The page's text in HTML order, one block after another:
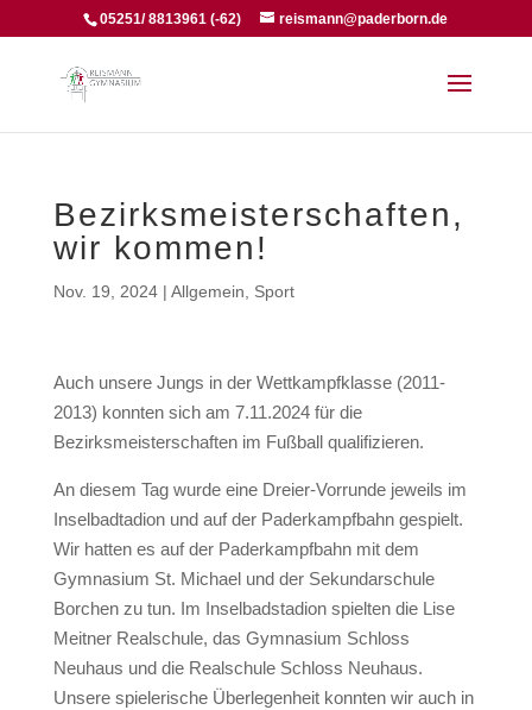
05251/ 8813961 (-62) reismann@paderborn.de
Bezirksmeisterschaften,
wir kommen!
Nov. 19, 2024| Allgemein Sport
Auch unsere Jungs in der Wettkampfklasse (2011-
2013) konnten sich am 7.11.2024 für die
Bezirksmeisterschaften im Fußball qualifizieren.
An diesem Tag wurde eine Dreier-Vorrunde jeweils im
Inselbadtadion und auf der Paderkampfbahn gespielt.
Wir hatten es auf der Paderkampfbahn mit dem
Gymnasium St. Michael und der Sekundarschule
Borchen zu tun. Im Inselbadstadion spielten die Lise
Meitner Realschule, das Gymnasium Schloss
Neuhaus und die Realschule Schloss Neuhaus.
Unsere spielerische Überlegenheit konnten wir auch in